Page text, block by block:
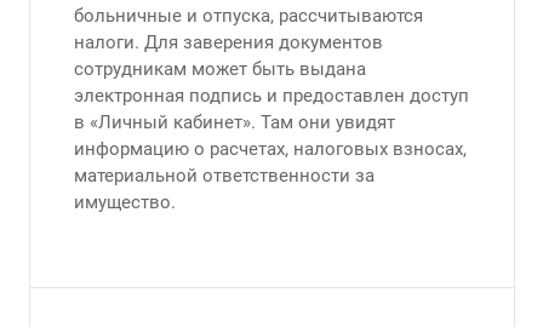
больничные и отпуска, рассчитываются
налоги. Для заверения документов
сотрудникам может быть выдана
электронная подпись и предоставлен доступ
в «Личный кабинет». Там они увидят
информацию о расчетах, налоговых взносах,
материальной ответственности за
имущество.